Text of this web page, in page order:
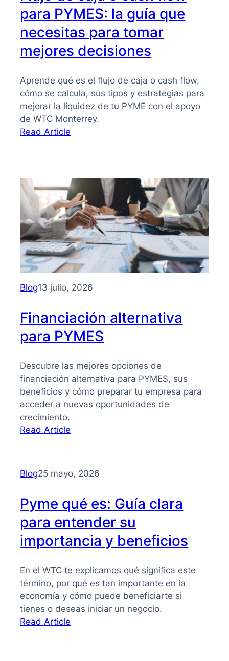
para PYMES: la guía que
necesitas para tomar
mejores decisiones
Aprende qué es el flujo de caja o cash flow,
cómo se calcula, sus tipos y estrategias para
mejorar la liquidez de tu PYME con el apoyo
de WTC Monterrey.
Read Article
o
cash
flow
para
PYMES:
la
guía
que
necesitas
tomar
mejores
decisiones
Blog13 julio, 2026
Financiación alternativa
para PYMES
Descubre las mejores opciones de
financiación alternativa para PYMES, sus
beneficios y cómo preparar tu empresa para
acceder a nuevas oportunidades de
crecimiento.
Read Article
para
PYMES
Blog25 mayo, 2026
Pyme qué es: Guía clara
para entender su
importancia y beneficios
En el WTC te explicamos qué significa este
término, por qué es tan importante en la
economía y cómo puede beneficiarte si
tienes o deseas iniciar un negocio.
Read Article